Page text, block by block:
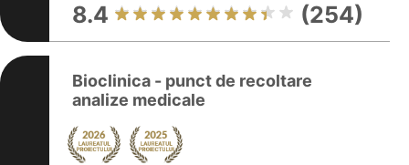
8.4 (254)
Bioclinica - punct de recoltare
analize medicale